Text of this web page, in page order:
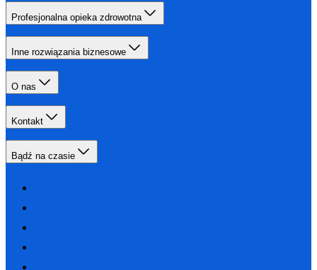
Profesjonalna opieka zdrowotna
Inne rozwiązania biznesowe
O nas
Kontakt
Bądź na czasie